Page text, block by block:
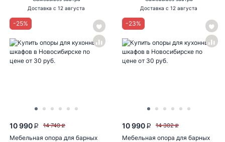
Доставка с 12 августа
Доставка с 12 августа
-25%
10 990 P 14 740 P
Мебельная опора для барных
-23%
10 990 P 14 302 P
Мебельная опора для барных